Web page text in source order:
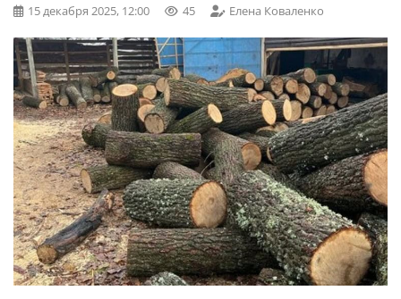
15 декабря 2025, 12:00 45 Елена Коваленко